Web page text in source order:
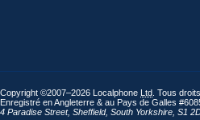
Copyright ©2007–2026 Localphone Ltd . Tous
Enregistré en Angleterre & au Pays de Galles
4 Paradise Street, Sheffield, South Yorkshire S1